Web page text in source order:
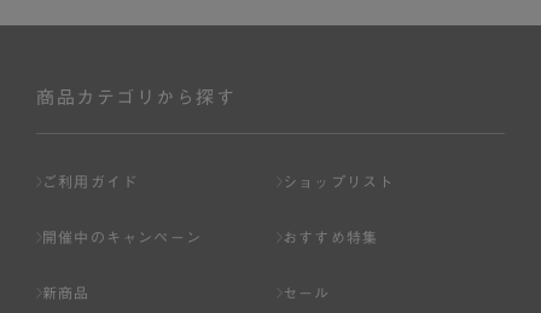
商品カテゴリから探す
ご利用ガイド ショップリスト
開催中のキャンペーン おすすめ特集
新商品 セール